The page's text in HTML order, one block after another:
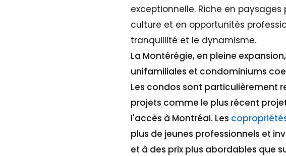
exceptionnelle. Riche en
culture et en opportunités
tranquillité et le dynamisme.
La Montérégie, en pleine
unifamiliales et condominiums
Les condos sont particulièrement
projets comme le plus récent
l'accès à Montréal. Les
plus de jeunes professionnels et
et à des prix plus abordables que